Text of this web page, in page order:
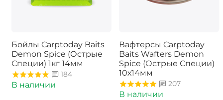
Бойлы Carptoday Baits
Demon Spice (Острые
Специи) 1кг 14мм
184
В наличии
Вафтерсы Carptoday
Baits Wafters Demon
Spice (Острые Специи)
10х14мм
207
В наличии